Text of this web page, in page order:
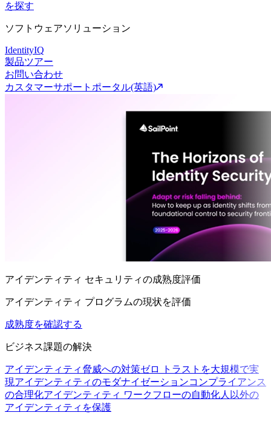
を探す
ソフトウェアソリューション
IdentityIQ
製品ツアー
お問い合わせ
カスタマーサポートポータル(英語)
アイデンティティ セキュリティの成熟度評価
アイデンティティ プログラムの現状を評価
成熟度を確認する
ビジネス課題の解決
アイデンティティ脅威への対策ゼロ トラストを大規模で実
現アイデンティティのモダナイゼーションコンプライアンス
の合理化アイデンティティ ワークフローの自動化人以外の
アイデンティティを保護